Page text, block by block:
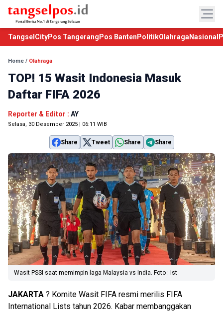
TangselCityPos Tangerang Pos Banten PolitikOlahraga Nasional
Home / Olahraga
TOP! 15 Wasit Indonesia Masuk
Daftar FIFA 2026
Reporter & Editor : AY
Selasa, 30 Desember 2025 | 06:11 WIB
Share Tweet Share Share
Wasit PSSI saat memimpin laga Malaysia vs India. Foto : Ist
JAKARTA ? Komite Wasit FIFA resmi merilis FIFA
International Lists tahun 2026. Kabar membanggakan